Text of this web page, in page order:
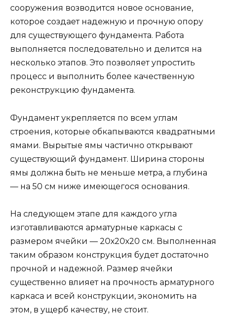
сооружения возводится новое основание,
которое создает надежную и прочную опору
для существующего фундамента. Работа
выполняется последовательно и делится на
несколько этапов. Это позволяет упростить
процесс и выполнить более качественную
реконструкцию фундамента.
Фундамент укрепляется по всем углам
строения, которые обкапываются квадратными
ямами. Вырытые ямы частично открывают
существующий фундамент. Ширина стороны
ямы должна быть не меньше метра, а глубина
— на 50 см ниже имеющегося основания.
На следующем этапе для каждого угла
изготавливаются арматурные каркасы с
размером ячейки — 20х20х20 см. Выполненная
таким образом конструкция будет достаточно
прочной и надежной. Размер ячейки
существенно влияет на прочность арматурного
каркаса и всей конструкции, экономить на
этом, в ущерб качеству, не стоит.